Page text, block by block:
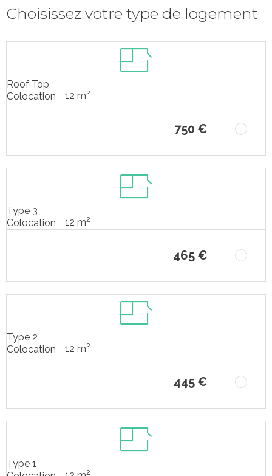
Choisissez votre type de logement
Roof Top
Colocation
12 m2
750 €
Type 3
Colocation
12 m2
465 €
Type 2
Colocation
12 m2
445 €
Type 1
2